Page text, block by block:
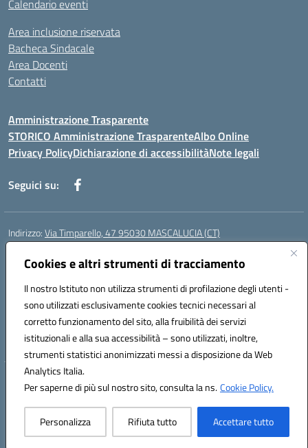
Cookies e altri strumenti di tracciamento
Il nostro Istituto non utilizza strumenti di profilazione degli utenti -
sono utilizzati esclusivamente cookies tecnici necessari al
corretto funzionamento del sito, alla fruibilità dei servizi
istituzionali e alla sua accessibilità – sono utilizzati, inoltre,
strumenti statistici anonimizzati messi a disposizione da Web
Analytics Italia.
Per saperne di più sul nostro sito, consulta la ns.Cookie Policy.
Personalizza Rifiuta tutto Accettare tutto
Calendario eventi
Area inclusione riservata
Bacheca Sindacale
Area Docenti
Contatti
Amministrazione Trasparente
STORICO Amministrazione TrasparenteAlbo Online
Privacy PolicyDichiarazione di accessibilitàNote legali
Seguici su:
Indirizzo:Via Timparello, 47 95030 MASCALUCIA (CT)
Centralino:
Posta elettronica certificata (PEC):ctic8bc002@pec.istruzione.it
Codice fiscale: 93238350875
Codice meccanografico:ctic8bc002
Codice Indice delle Pubbliche Amministrazioni (IPA): istsc_ctic8bc002
Codice unico di fatturazione (CUF): 2PO2JW
Hosting & Powered by 3D Solution S.r.l.
Concept & Design by Designers Italia